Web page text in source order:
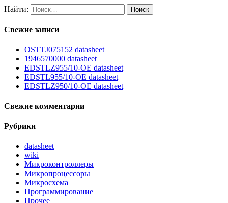
Найти:
Свежие записи
OSTTJ075152 datasheet
1946570000 datasheet
EDSTLZ955/10-OE datasheet
EDSTL955/10-OE datasheet
EDSTLZ950/10-OE datasheet
Свежие комментарии
Рубрики
datasheet
wiki
Микроконтроллеры
Микропроцессоры
Микросхема
Программирование
Прочее